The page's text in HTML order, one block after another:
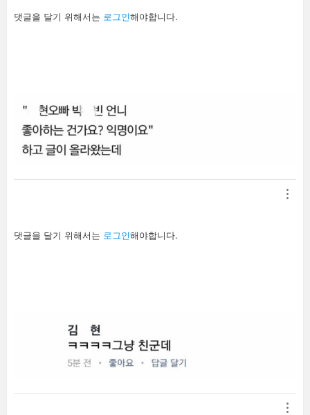
답
글
댓글을 달기 위해서는 로그인해야합니다.
답
글
댓글을 달기 위해서는 로그인해야합니다.